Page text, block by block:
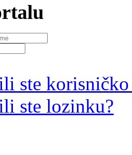
ste korisničko
ste lozinku?